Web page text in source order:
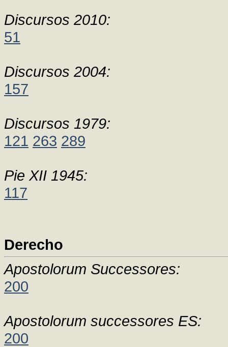
Discursos 2010:
51
Discursos 2004:
157
Discursos 1979:
121 263 289
Pie XII 1945:
117
Derecho
Apostolorum Successores:
200
Apostolorum successores ES:
200